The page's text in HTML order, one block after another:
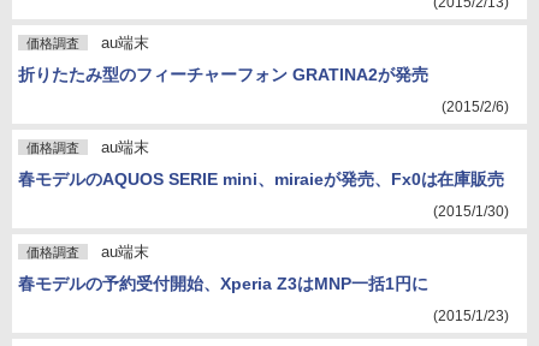
価格調査 au端末
折りたたみ型のフィーチャーフォン GRATINA2が発売
(2015/2/6)
価格調査 au端末
春モデルのAQUOS SERIE mini、miraieが発売、Fx0は在庫販売
(2015/1/30)
価格調査 au端末
春モデルの予約受付開始、Xperia Z3はMNP一括1円に
(2015/1/23)